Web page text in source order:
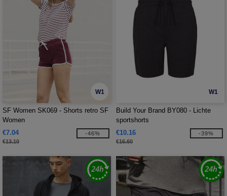
W1
SF Women SK069 - Shorts retro SF
Women
€7.04
€13.10
-46%
W1
Build Your Brand BY080 - Lichte
sportshorts
€10.16
€16.60
-39%